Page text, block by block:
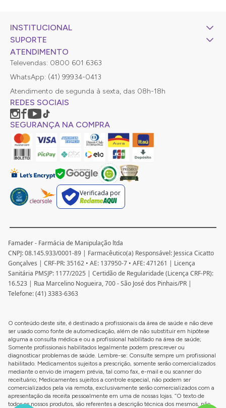
INSTITUCIONAL
SUPORTE
ATENDIMENTO
Televendas: 0800 601 6363
WhatsApp: (41) 99934-0413
Atendimento de segunda à sexta, das 08h-18h
REDES SOCIAIS
SEGURANÇA NA COMPRA
Verificada por
Famader - Farmácia de Manipulação ltda
CNPJ: 08.145.933/0001-89 | Farmacêutico(a) Responsável: Jessica Cicatto
Gonçalves | CRF-PR: 35162 • AE: 137950-7 • AFE: 471261 | Licença
Sanitária PMSJP: 1177/2025 | Certidão de Regularidade (Licença CRF-PR):
16.523 | Rua Marcelino Nogueira, 700 - São José dos Pinhais/PR |
Telefone: (41) 3383-6363
O conteúdo deste site, é destinado a profissionais da área de saúde e não deve
ser usado como fonte de automedicação, além de não substituir em hipótese
alguma a consulta médica e ou a profissional habilitado na área de saúde;
Somente profissionais habilitados legalmente podem prescrever ou
diagnosticar problemas de saúde. Lembre-se: Consulte sempre um profissional
habilitado. Medicamentos sujeitos a prescrição, somente serão comercializados
mediante o envio de imagem prévia, tal como fax, e-mail e ou scanner do
receituário; Medicamentes sujeitos a controle especial, não podem ser
comercializados pela via remota, exclusivamente serão comercializados com a
apresentação da receita pessoalmente em uma de nossas lojas. “O texto de
todos os nossos produtos, são referentes a descrição técnica dos mesmos, não